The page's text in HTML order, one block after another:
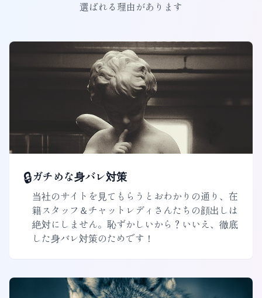
選ばれる理由があります
🔒ガチめな身バレ対策
当社のサイトを見てもらうとおわかりの通り、在
籍スタッフ＆チャットレディさんたちの顔出しは
絶対にしません。恥ずかしいから？いいえ、徹底
した身バレ対策のためです！